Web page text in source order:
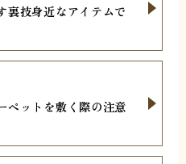
裏技身近なアイテムで
ペットを敷く際の注意